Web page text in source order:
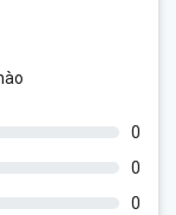
0
0
0